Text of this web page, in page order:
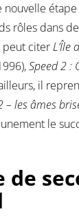
rôles dans
peut citerL’Île
Speed 2 :
il
– les âmes
le
de